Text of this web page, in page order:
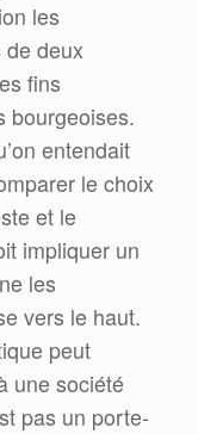
les
deux
fins
bourgeoises.
entendait
le choix
et le
impliquer un
les
vers le haut.
peut
une société
pas un porte-